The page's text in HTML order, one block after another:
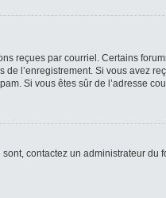
reçues par courriel. Certains
l’enregistrement. Si vous avez
Si vous êtes sûr de l’adresse
contactez un administrateur du